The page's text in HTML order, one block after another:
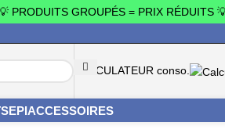
GROUPÉS = PRIX RÉDUITS 💡
CALCULATEUR conso.
EPIACCESSOIRES
AdBlue® longueur 6 mètres